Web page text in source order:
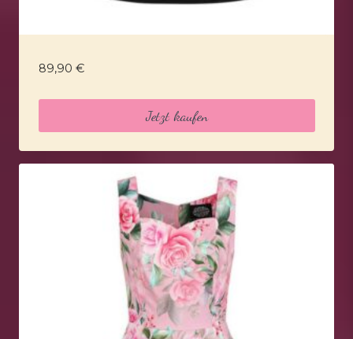
89,90 €
Jetzt kaufen